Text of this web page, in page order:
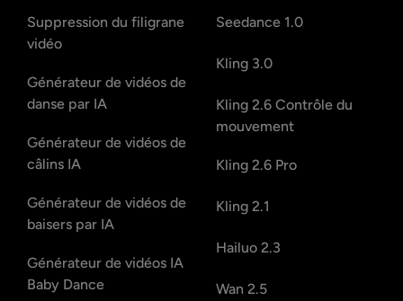
Suppression du filigrane
vidéo
Générateur de vidéos de
danse par IA
Générateur de vidéos de
câlins IA
Générateur de vidéos de
baisers par IA
Générateur de vidéos IA
Baby Dance
Seedance 1.0
Kling 3.0
Kling 2.6 Contrôle du
mouvement
Kling 2.6 Pro
Kling 2.1
Hailuo 2.3
Wan 2.5